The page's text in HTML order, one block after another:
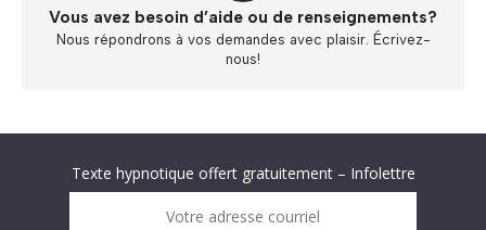
Vous avez besoin d’aide ou de renseignements?
Nous répondrons à vos demandes avec plaisir. Écrivez-
nous!
Texte hypnotique offert gratuitement – Infolettre
Infolettre : obtenez un MP3 d’hypnose gratuit !
Votre adresse courriel